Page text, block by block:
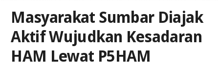
Masyarakat Sumbar Diajak
Aktif Wujudkan Kesadaran
HAM Lewat P5HAM